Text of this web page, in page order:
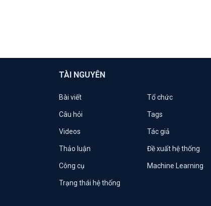
TÀI NGUYÊN
Bài viết Tổ chức
Câu hỏi Tags
Videos Tác giả
Thảo luận Đề xuất hệ thống
Công cụ Machine Learning
Trạng thái hệ thống